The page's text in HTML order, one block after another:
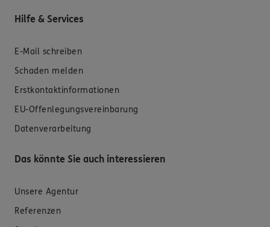
Hilfe & Services
E-Mail schreiben
Schaden melden
Erstkontaktinformationen
EU-Offenlegungsvereinbarung
Datenverarbeitung
Das könnte Sie auch interessieren
Unsere Agentur
Referenzen